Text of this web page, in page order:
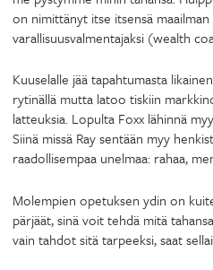
on nimittänyt itse itsensä
varallisuusvalmentajaksi (wealth
Kuuselalle jää tapahtumasta
rytinällä mutta latoo tiskiin
latteuksia. Lopulta Foxx lähinnä
Siinä missä Ray sentään myy
raadollisempaa unelmaa: rahaa,
Molempien opetuksen ydin on
pärjäät, sinä voit tehdä mitä
vain tahdot sitä tarpeeksi, saat